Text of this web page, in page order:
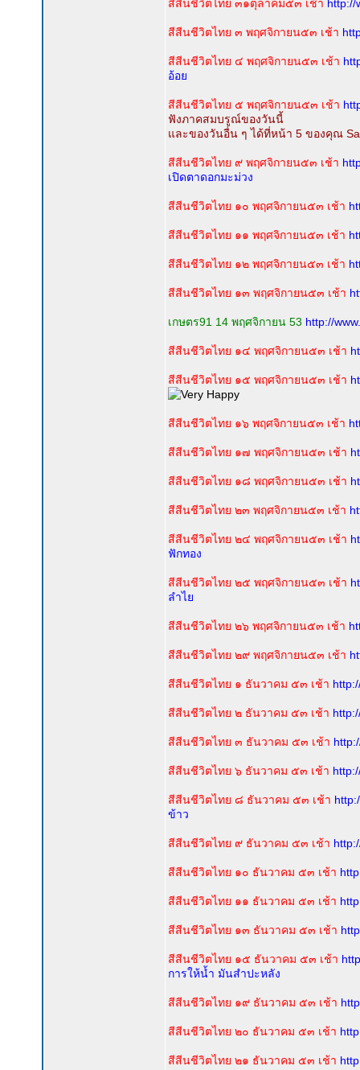
สีสีนชีวิตไทย ๓๑ตุลาคม๕๓ เช้า http://
สีสีนชีวิตไทย ๓ พฤศจิกายน๕๓ เช้า
สีสีนชีวิตไทย ๔ พฤศจิกายน๕๓ เช้า
อ้อย
สีสีนชีวิตไทย ๕ พฤศจิกายน๕๓ เช้า
ฟังภาคสมบรูณ์ของวันนี้
และของวันอื่น ๆ ได้ที่หน้า 5 ของคุณ
สีสีนชีวิตไทย ๙ พฤศจิกายน๕๓ เช้า
เปิดตาดอกมะม่วง
สีสีนชีวิตไทย ๑๐ พฤศจิกายน๕๓ เช้า
สีสีนชีวิตไทย ๑๑ พฤศจิกายน๕๓ เช้า
สีสีนชีวิตไทย ๑๒ พฤศจิกายน๕๓ เช้า
สีสีนชีวิตไทย ๑๓ พฤศจิกายน๕๓ เช้า
เกษตร91 14 พฤศจิกายน 53 http://
สีสีนชีวิตไทย ๑๔ พฤศจิกายน๕๓ เช้า
สีสีนชีวิตไทย ๑๕ พฤศจิกายน๕๓ เช้า
สีสีนชีวิตไทย ๑๖ พฤศจิกายน๕๓ เช้า
สีสีนชีวิตไทย ๑๗ พฤศจิกายน๕๓ เช้า
สีสีนชีวิตไทย ๑๘ พฤศจิกายน๕๓ เช้า
สีสีนชีวิตไทย ๒๓ พฤศจิกายน๕๓ เช้า
สีสีนชีวิตไทย ๒๔ พฤศจิกายน๕๓ เช้า
ฟักทอง
สีสีนชีวิตไทย ๒๕ พฤศจิกายน๕๓ เช้า
ลำไย
สีสีนชีวิตไทย ๒๖ พฤศจิกายน๕๓ เช้า
สีสีนชีวิตไทย ๒๙ พฤศจิกายน๕๓ เช้า
สีสีนชีวิตไทย ๑ ธันวาคม ๕๓ เช้า
สีสีนชีวิตไทย ๒ ธันวาคม ๕๓ เช้า
สีสีนชีวิตไทย ๓ ธันวาคม ๕๓ เช้า
สีสีนชีวิตไทย ๖ ธันวาคม ๕๓ เช้า
สีสีนชีวิตไทย ๘ ธันวาคม ๕๓ เช้า
ข้าว
สีสีนชีวิตไทย ๙ ธันวาคม ๕๓ เช้า
สีสีนชีวิตไทย ๑๐ ธันวาคม ๕๓ เช้า
สีสีนชีวิตไทย ๑๑ ธันวาคม ๕๓ เช้า
สีสีนชีวิตไทย ๑๓ ธันวาคม ๕๓ เช้า
สีสีนชีวิตไทย ๑๕ ธันวาคม ๕๓ เช้า
การให้น้ำ มันสำปะหลัง
สีสีนชีวิตไทย ๑๙ ธันวาคม ๕๓ เช้า
สีสีนชีวิตไทย ๒๐ ธันวาคม ๕๓ เช้า
สีสีนชีวิตไทย ๒๑ ธันวาคม ๕๓ เช้า